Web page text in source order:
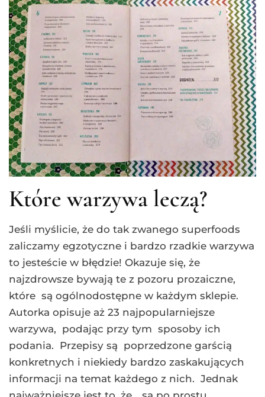
Które warzywa leczą?
Jeśli myślicie, że do tak zwanego superfoods
zaliczamy egzotyczne i bardzo rzadkie warzywa
to jesteście w błędzie! Okazuje się, że
najzdrowsze bywają te z pozoru prozaiczne,
które są ogólnodostępne w każdym sklepie.
Autorka opisuje aż 23 najpopularniejsze
warzywa, podając przy tym sposoby ich
podania. Przepisy są poprzedzone garścią
konkretnych i niekiedy bardzo zaskakujących
informacji na temat każdego z nich. Jednak